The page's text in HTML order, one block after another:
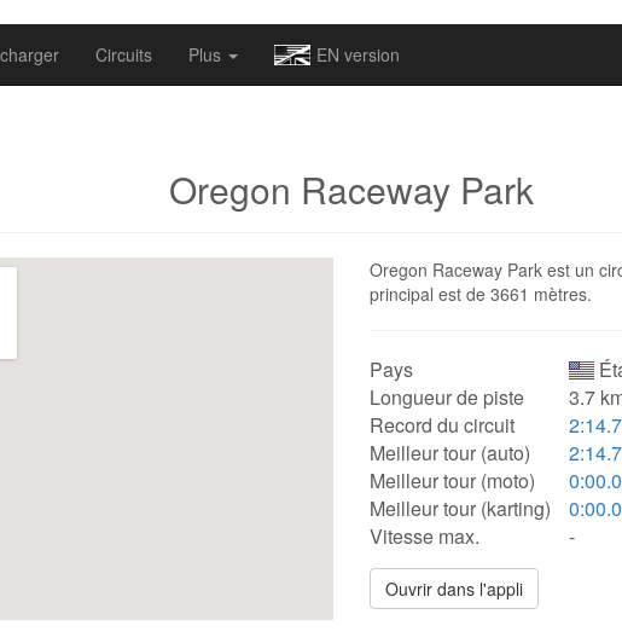
Circuits Plus EN version
Oregon Raceway Park
Oregon Raceway Park est un
principal est de 3661 mètres.
Pays
Longueur de piste
3.7
Record du circuit
Meilleur tour (auto)
Meilleur tour (moto)
Meilleur tour (karting)
Vitesse max.
-
Ouvrir dans l'appli